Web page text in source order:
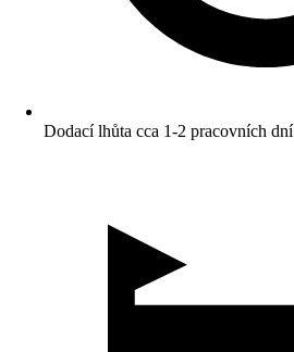
Dodací lhůta cca 1-2 pracovních dní